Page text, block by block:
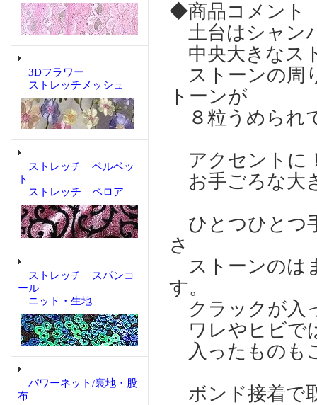
3Dフラワー
ストレッチメッシュ
ストレッチ ベルベッ
ト
ストレッチ ベロア
ストレッチ スパンコ
ール
ニット・生地
パワーネット/裏地・股
布
◆商品コメント
土台はシャン
中央大きなス
ストーンの周
トーンが
８粒うめられ
アクセントに
お手ごろな大
ひとつひとつ
さ
ストーンのは
す。
クラックが入
ワレやヒビで
入ったものも
ボンド接着で